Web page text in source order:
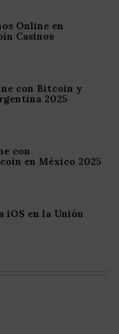
Online en
Casinos
con Bitcoin y
2025
con
en México 2025
iOS en la Unión